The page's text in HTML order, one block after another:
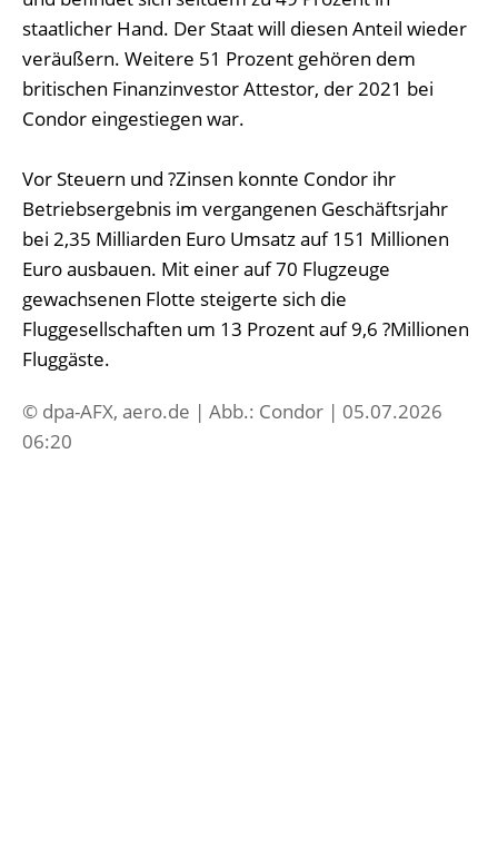
staatlicher Hand. Der Staat will diesen Anteil wieder
veräußern. Weitere 51 Prozent gehören dem
britischen Finanzinvestor Attestor, der 2021 bei
Condor eingestiegen war.
Vor Steuern ‌und ?Zinsen konnte Condor ihr
Betriebsergebnis im vergangenen Geschäftsrjahr
bei 2,35 Milliarden Euro Umsatz auf 151 Millionen
Euro ausbauen. Mit einer auf 70 Flugzeuge
gewachsenen Flotte steigerte sich die
Fluggesellschaften um 13 Prozent auf 9,6 ?Millionen
Fluggäste.
© dpa-AFX, aero.de | Abb.: Condor | 05.07.2026
06:20